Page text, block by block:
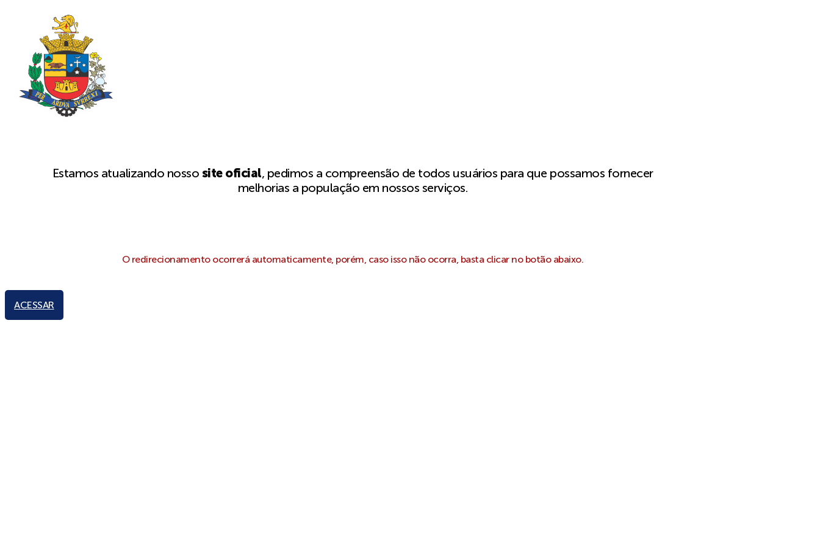
Estamos atualizando nosso site oficial, pedimos a compreensão de todos usuários para que possamos fornecer
melhorias a população em nossos serviços.
O redirecionamento ocorrerá automaticamente, porém, caso isso não ocorra, basta clicar no botão abaixo.
ACESSAR